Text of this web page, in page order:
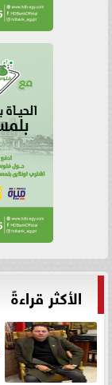
الأكثر قراءةً